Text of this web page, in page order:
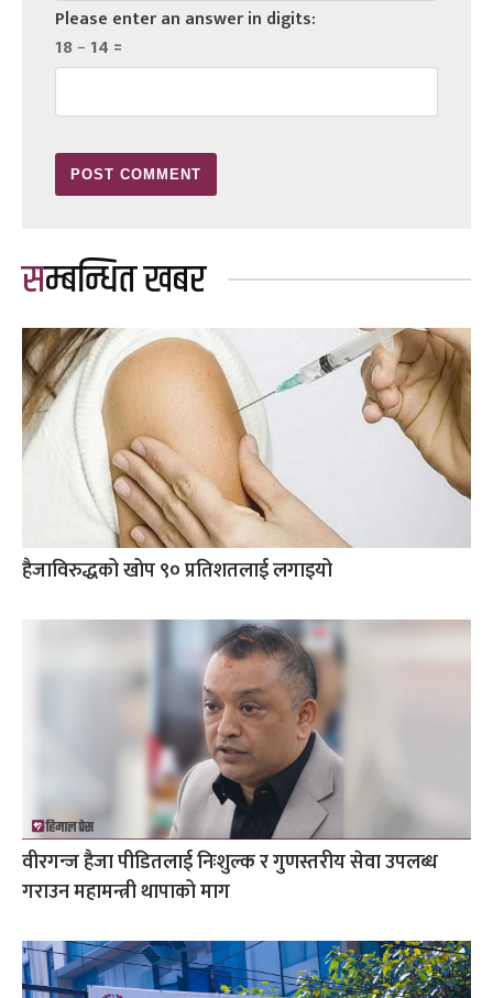
Please enter an answer in digits:
18 − 14 =
सम्बन्धित खबर
हैजाविरुद्धको खोप ९० प्रतिशतलाई लगाइयो
वीरगन्ज हैजा पीडितलाई निःशुल्क र गुणस्तरीय सेवा उपलब्ध
गराउन महामन्त्री थापाको माग